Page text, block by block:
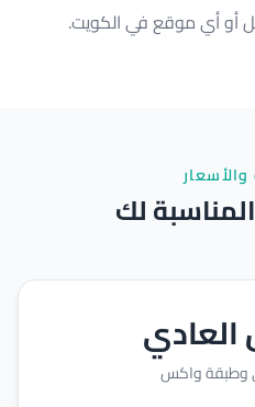
أو أي موقع في الكويت.
والأسعار
لك
العادي
وطبقة واكس